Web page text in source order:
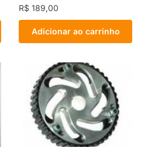
R$ 189,00
Adicionar ao carrinho